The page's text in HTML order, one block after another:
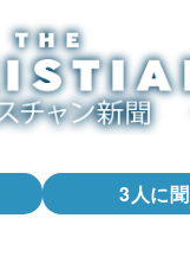
3人に聞